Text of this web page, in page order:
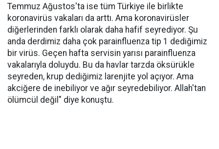
Temmuz Ağustos'ta ise tüm Türkiye ile birlikte
koronavirüs vakaları da arttı. Ama koronavirüsler
diğerlerinden farklı olarak daha hafif seyrediyor. Şu
anda derdimiz daha çok parainfluenza tip 1 dediğimiz
bir virüs. Geçen hafta servisin yarısı parainfluenza
vakalarıyla doluydu. Bu da havlar tarzda öksürükle
seyreden, krup dediğimiz larenjite yol açıyor. Ama
akciğere de inebiliyor ve ağır seyredebiliyor. Allah'tan
ölümcül değil" diye konuştu.